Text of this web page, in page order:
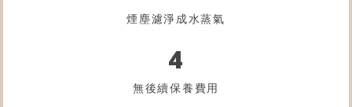
煙塵濾淨成水蒸氣
4
無後續保養費用